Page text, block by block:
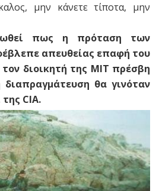
μην κάνετε τίποτα, μην
πως η πρόταση των
απευθείας επαφή του
διοικητή της MIT πρέσβη
θα γινόταν
CIA.